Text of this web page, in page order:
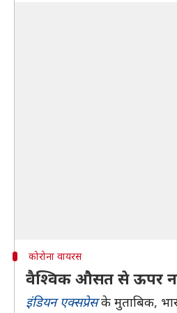
कोरोना वायरस
वैश्विक औसत से ऊपर
इंडियन एक्सप्रेसके मुताबिक,